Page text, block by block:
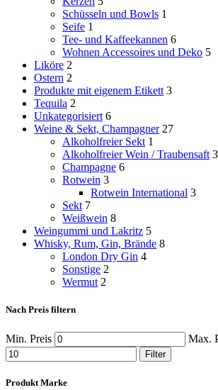
Schüsseln und Bowls 1
Seife 1
Tee- und Kaffeekannen 6
Wohnen Accessoires und Deko 5
Liköre 2
Ostern 2
Produkte mit eigenem Etikett 3
Tequila 2
Unkategorisiert 6
Weine & Sekt, Champagner 27
Alkoholfreier Sekt 1
Alkoholfreier Wein / Traubensaft 3
Champagne 6
Rotwein 3
Rotwein International 3
Sekt 7
Weißwein 8
Weingummi und Lakritz 5
Whisky, Rum, Gin, Brände 8
London Dry Gin 4
Sonstige 2
Wermut 2
Nach Preis filtern
Min. Preis Max.
Filter
Produkt Marke